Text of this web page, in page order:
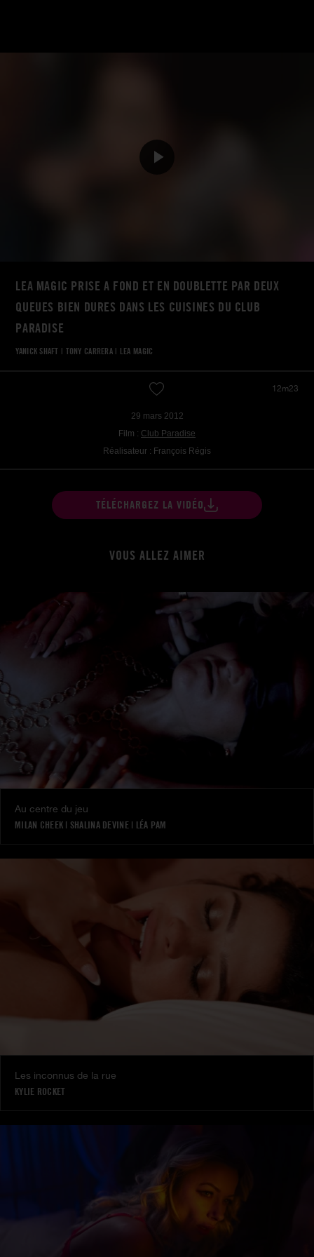
LEA MAGIC PRISE A FOND ET EN DOUBLETTE PAR DEUX
QUEUES BIEN DURES DANS LES CUISINES DU CLUB
PARADISE
YANICK SHAFT | TONY CARRERA | LEA MAGIC
12m23
29 mars 2012
Film : Club Paradise
Réalisateur : François Régis
TÉLÉCHARGEZ LA VIDÉO
VOUS ALLEZ AIMER
Au centre du jeu
MILAN CHEEK | SHALINA DEVINE| LÉA PAM
Les inconnus de la rue
KYLIE ROCKET